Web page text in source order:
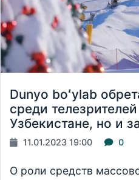
Dunyo boʻylab
среди
Узбекистане, но и
11.01.2023 19:00 0
О роли средств